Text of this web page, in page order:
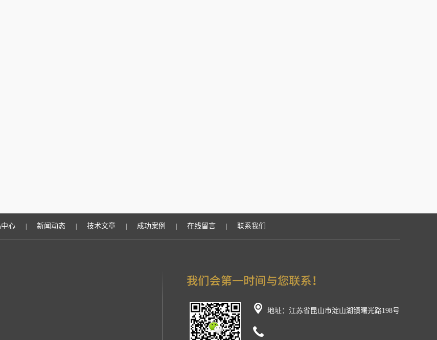
心 新闻动态 技术文章 成功案例 在线留言 联系我们
地址：江苏省昆山市淀山湖镇曙光路198号